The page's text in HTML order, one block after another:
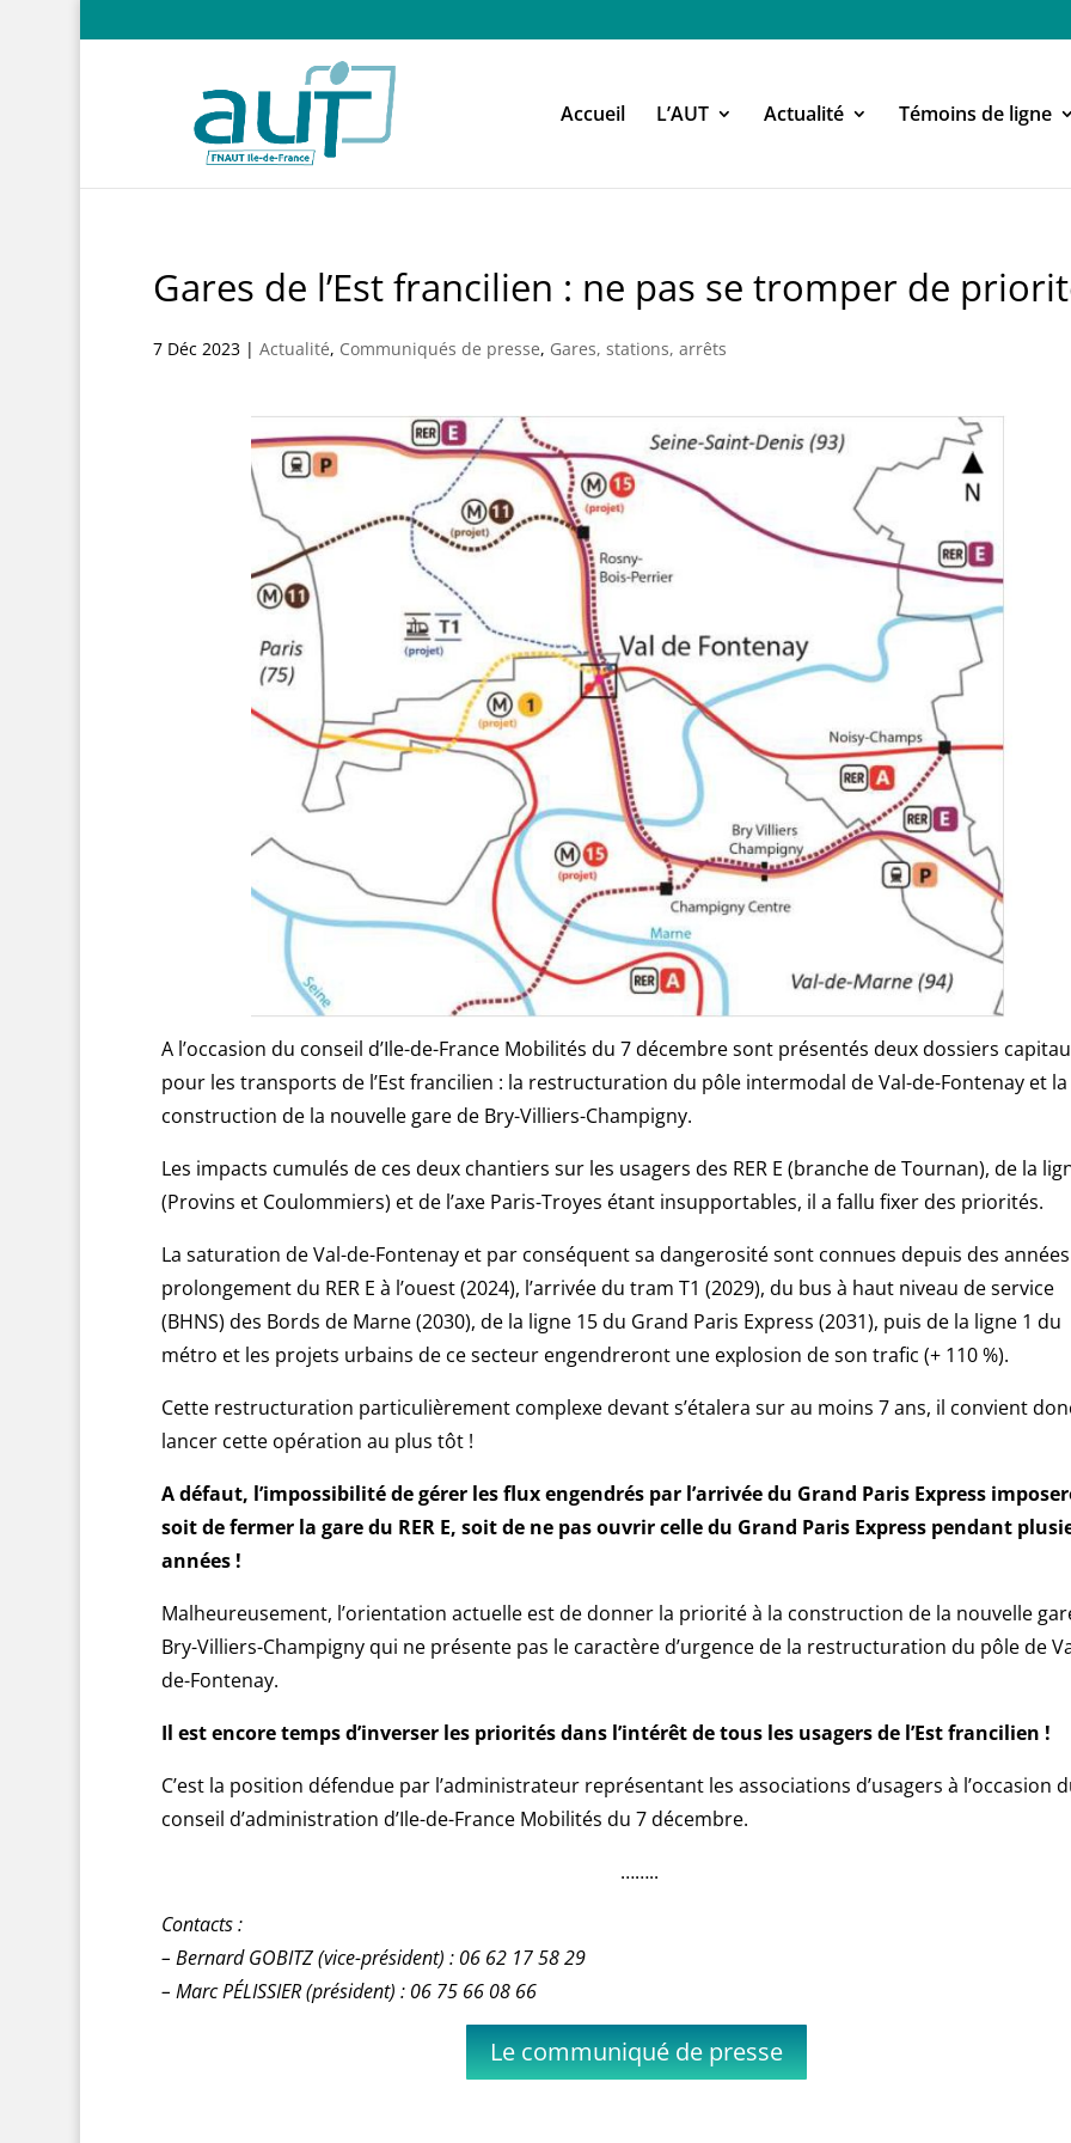
Accueil L’AUT Actualité Témoins de ligne
Gares de l’Est francilien : ne pas se tromper de
7 Déc 2023| Actualité, Communiqués de presse, Gares, stations, arrêts
A l’occasion du conseil d’Ile-de-France Mobilités du 7 décembre sont présentés deux dossiers
pour les transports de l’Est francilien : la restructuration du pôle intermodal de Val-de-Fontenay et la
construction de la nouvelle gare de Bry-Villiers-Champigny.
Les impacts cumulés de ces deux chantiers sur les usagers des RER E (branche de Tournan), de la
(Provins et Coulommiers) et de l’axe Paris-Troyes étant insupportables, il a fallu fixer des priorités.
La saturation de Val-de-Fontenay et par conséquent sa dangerosité sont connues depuis des
prolongement du RER E à l’ouest (2024), l’arrivée du tram T1 (2029), du bus à haut niveau de service
(BHNS) des Bords de Marne (2030), de la ligne 15 du Grand Paris Express (2031), puis de la ligne 1 du
métro et les projets urbains de ce secteur engendreront une explosion de son trafic (+ 110 %).
Cette restructuration particulièrement complexe devant s’étalera sur au moins 7 ans, il convient
lancer cette opération au plus tôt !
A défaut, l’impossibilité de gérer les flux engendrés par l’arrivée du Grand Paris Express
soit de fermer la gare du RER E, soit de ne pas ouvrir celle du Grand Paris Express pendant
années !
Malheureusement, l’orientation actuelle est de donner la priorité à la construction de la nouvelle
Bry-Villiers-Champigny qui ne présente pas le caractère d’urgence de la restructuration du pôle de
de-Fontenay.
Il est encore temps d’inverser les priorités dans l’intérêt de tous les usagers de l’Est francilien !
C’est la position défendue par l’administrateur représentant les associations d’usagers à l’occasion
conseil d’administration d’Ile-de-France Mobilités du 7 décembre.
……..
Contacts :
– Bernard GOBITZ (vice-président) : 06 62 17 58 29
– Marc PÉLISSIER (président) : 06 75 66 08 66
Le communiqué de presse